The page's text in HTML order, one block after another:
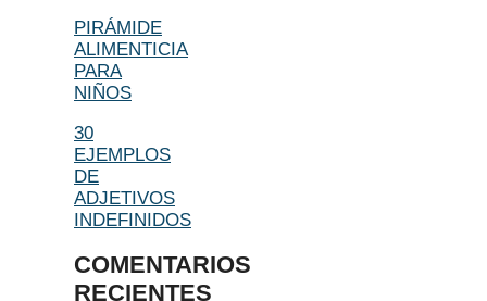
PIRÁMIDE
ALIMENTICIA
PARA
NIÑOS
30
EJEMPLOS
DE
ADJETIVOS
INDEFINIDOS
COMENTARIOS
RECIENTES